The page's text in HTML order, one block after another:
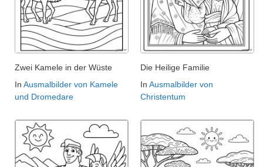
Zwei Kamele in der Wüste
In Ausmalbilder von Kamele
und Dromedare
Die Heilige Familie
In Ausmalbilder von
Christentum